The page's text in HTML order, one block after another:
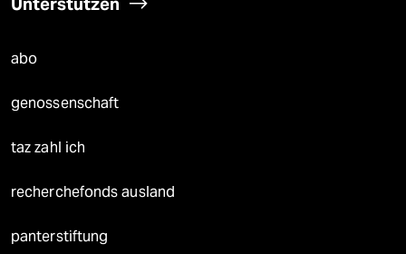
abo
genossenschaft
taz zahl ich
recherchefonds ausland
panterstiftung